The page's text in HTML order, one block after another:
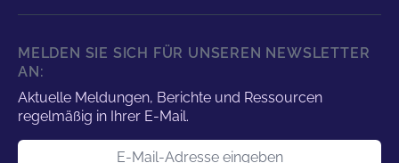
MELDEN SIE SICH FÜR UNSEREN NEWSLETTER
AN:
Aktuelle Meldungen, Berichte und Ressourcen
regelmäßig in Ihrer E-Mail.
E-Mail-Adresse